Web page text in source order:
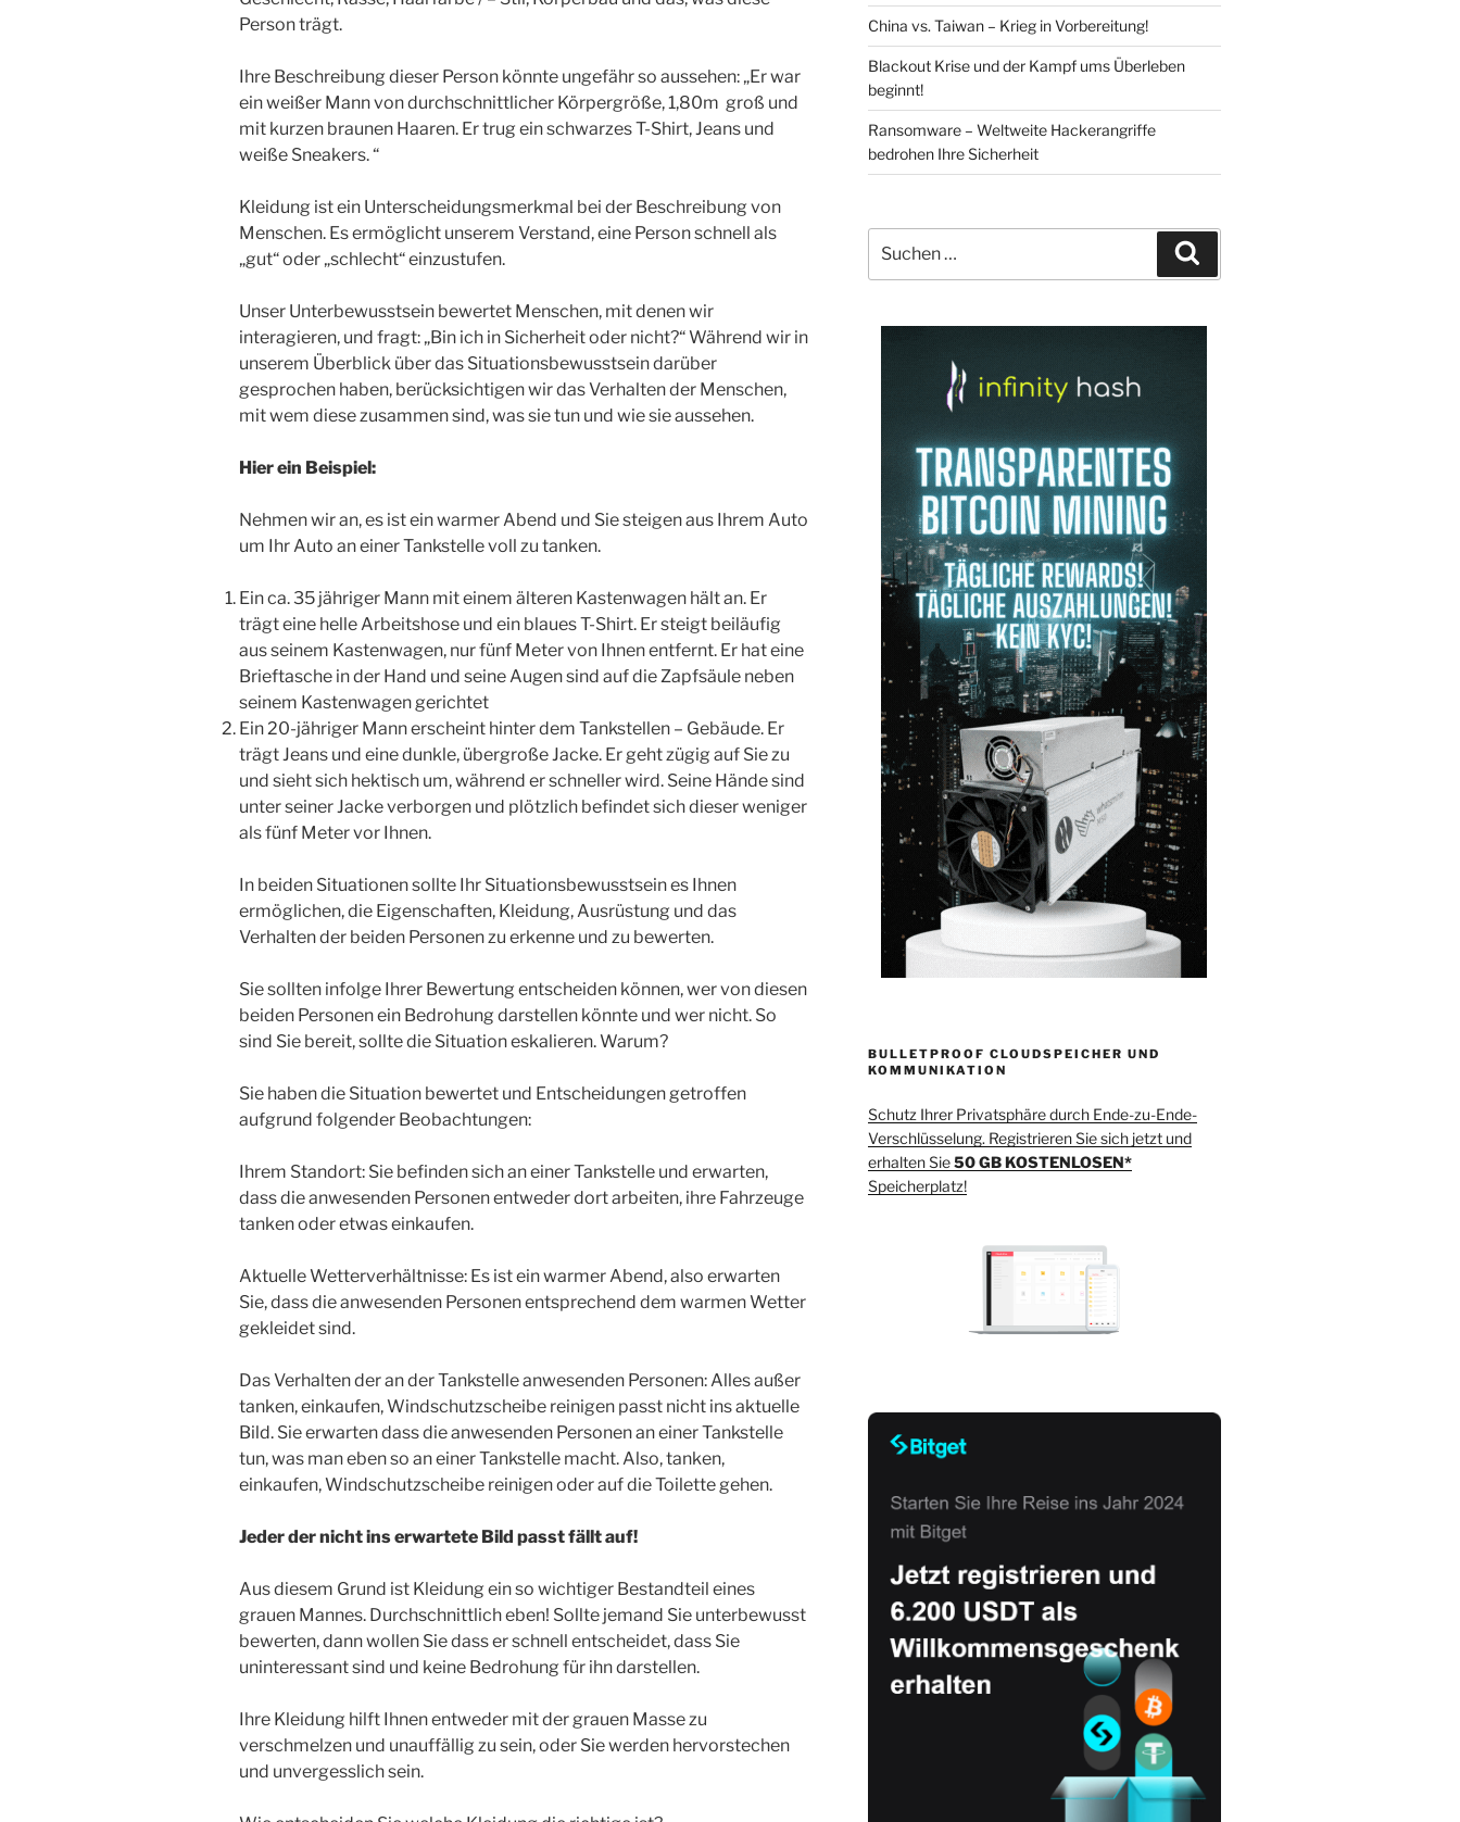
Person trägt.
Ihre Beschreibung dieser Person könnte ungefähr so ​​aussehen: „Er war
ein weißer Mann von durchschnittlicher Körpergröße, 1,80m groß und
mit kurzen braunen Haaren. Er trug ein schwarzes T-Shirt, Jeans und
weiße Sneakers. “
Kleidung ist ein Unterscheidungsmerkmal bei der Beschreibung von
Menschen. Es ermöglicht unserem Verstand, eine Person schnell als
„gut“ oder „schlecht“ einzustufen.
Unser Unterbewusstsein bewertet Menschen, mit denen wir
interagieren, und fragt: „Bin ich in Sicherheit oder nicht?“ Während wir in
unserem Überblick über das Situationsbewusstsein darüber
gesprochen haben, berücksichtigen wir das Verhalten der Menschen,
mit wem diese zusammen sind, was sie tun und wie sie aussehen.
Hier ein Beispiel:
Nehmen wir an, es ist ein warmer Abend und Sie steigen aus Ihrem Auto
um Ihr Auto an einer Tankstelle voll zu tanken.
Ein ca. 35 jähriger Mann mit einem älteren Kastenwagen hält an. Er
trägt eine helle Arbeitshose und ein blaues T-Shirt. Er steigt beiläufig
aus seinem Kastenwagen, nur fünf Meter von Ihnen entfernt. Er hat eine
Brieftasche in der Hand und seine Augen sind auf die Zapfsäule neben
seinem Kastenwagen gerichtet
Ein 20-jähriger Mann erscheint hinter dem Tankstellen – Gebäude. Er
trägt Jeans und eine dunkle, übergroße Jacke. Er geht zügig auf Sie zu
und sieht sich hektisch um, während er schneller wird. Seine Hände sind
unter seiner Jacke verborgen und plötzlich befindet sich dieser weniger
als fünf Meter vor Ihnen.
In beiden Situationen sollte Ihr Situationsbewusstsein es Ihnen
ermöglichen, die Eigenschaften, Kleidung, Ausrüstung und das
Verhalten der beiden Personen zu erkenne und zu bewerten.
Sie sollten infolge Ihrer Bewertung entscheiden können, wer von diesen
beiden Personen ein Bedrohung darstellen könnte und wer nicht. So
sind Sie bereit, sollte die Situation eskalieren. Warum?
Sie haben die Situation bewertet und Entscheidungen getroffen
aufgrund folgender Beobachtungen:
Ihrem Standort: Sie befinden sich an einer Tankstelle und erwarten,
dass die anwesenden Personen entweder dort arbeiten, ihre Fahrzeuge
tanken oder etwas einkaufen.
Aktuelle Wetterverhältnisse: Es ist ein warmer Abend, also erwarten
Sie, dass die anwesenden Personen entsprechend dem warmen Wetter
gekleidet sind.
Das Verhalten der an der Tankstelle anwesenden Personen: Alles außer
tanken, einkaufen, Windschutzscheibe reinigen passt nicht ins aktuelle
Bild. Sie erwarten dass die anwesenden Personen an einer Tankstelle
tun, was man eben so an einer Tankstelle macht. Also, tanken,
einkaufen, Windschutzscheibe reinigen oder auf die Toilette gehen.
Jeder der nicht ins erwartete Bild passt fällt auf!
Aus diesem Grund ist Kleidung ein so wichtiger Bestandteil eines
grauen Mannes. Durchschnittlich eben! Sollte jemand Sie unterbewusst
bewerten, dann wollen Sie dass er schnell entscheidet, dass Sie
uninteressant sind und keine Bedrohung für ihn darstellen.
Ihre Kleidung hilft Ihnen entweder mit der grauen Masse zu
verschmelzen und unauffällig zu sein, oder Sie werden hervorstechen
und unvergesslich sein.
China vs. Taiwan – Krieg in Vorbereitung!
Blackout Krise und der Kampf ums Überleben
beginnt!
Ransomware – Weltweite Hackerangriffe
bedrohen Ihre Sicherheit
nach:
BULLETPROOF CLOUDSPEICHER UND
KOMMUNIKATION
Schutz Ihrer Privatsphäre durch Ende-zu-Ende-
Verschlüsselung. Registrieren Sie sich jetzt und
erhalten Sie50 GB KOSTENLOSEN*
Speicherplatz!